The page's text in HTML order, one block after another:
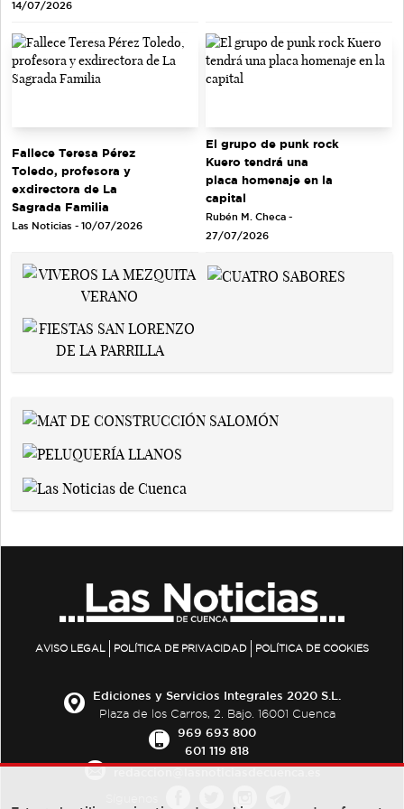
14/07/2026
Fallece Teresa Pérez
Toledo, profesora y
exdirectora de La
Sagrada Familia
Las Noticias - 10/07/2026
El grupo de punk rock
Kuero tendrá una
placa homenaje en la
capital
Rubén M. Checa -
27/07/2026
AVISO LEGAL POLÍTICA DE PRIVACIDAD POLÍTICA DE COOKIES
Ediciones y Servicios Integrales 2020 S.L.
Plaza de los Carros, 2. Bajo. 16001 Cuenca
969 693 800
601 119 818